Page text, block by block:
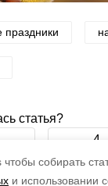
собирать
и использовании
праздники
статья?
4